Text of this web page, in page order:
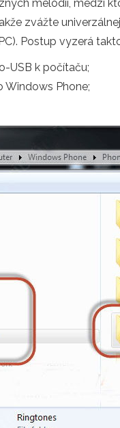
melódií, medzi
zvážte
Postup vyzerá
USB k počítaču;
Windows Phone;